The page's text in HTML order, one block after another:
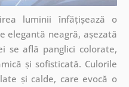
luminii înfățișează o
elegantă neagră, așezată
se află panglici colorate,
și sofisticată. Culorile
și calde, care evocă o